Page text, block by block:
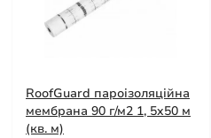
RoofGuard пароізоляційна
мембрана 90 г/м2 1, 5x50 м
(кв. м)